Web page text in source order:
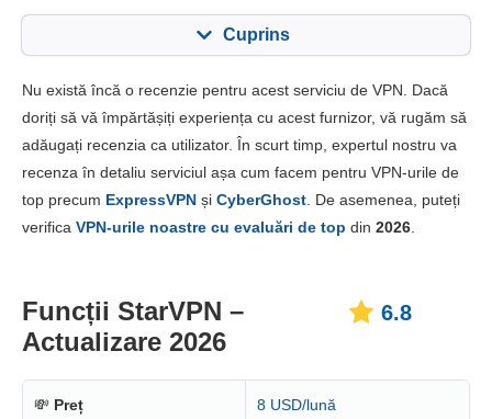
Cuprins
Caracteristici cheie 6.8
Instalare și aplicații 7.0
Fiabilitate & Suport 6.3
Nu există încă o recenzie pentru acest serviciu de VPN. Dacă
doriți să vă împărtășiți experiența cu acest furnizor, vă rugăm să
adăugați recenzia ca utilizator. În scurt timp, expertul nostru va
recenza în detaliu serviciul așa cum facem pentru VPN-urile de
top precum ExpressVPN și CyberGhost . De asemenea, puteți
verifica VPN-urile noastre cu evaluări de top din 2026
Funcții StarVPN –
Actualizare 2026
6.8
💸 Preț 8 USD/lună